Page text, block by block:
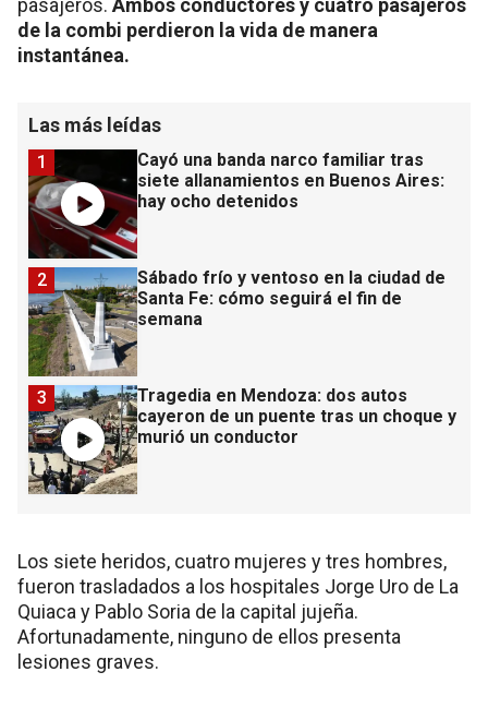
de la combi perdieron la vida de manera
instantánea.
Las más leídas
Cayó una banda narco familiar tras
siete allanamientos en Buenos Aires:
hay ocho detenidos
1
Sábado frío y ventoso en la ciudad de
Santa Fe: cómo seguirá el fin de
semana
2
Tragedia en Mendoza: dos autos
cayeron de un puente tras un choque y
murió un conductor
3
Los siete heridos, cuatro mujeres y tres hombres,
fueron trasladados a los hospitales Jorge Uro de La
Quiaca y Pablo Soria de la capital jujeña.
Afortunadamente, ninguno de ellos presenta
lesiones graves.